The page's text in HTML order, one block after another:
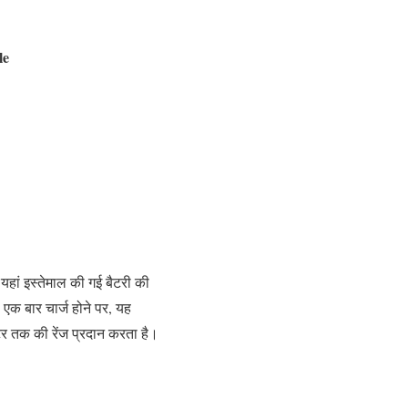
इस्तेमाल की गई बैटरी की
बार चार्ज होने पर, यह
तक की रेंज प्रदान करता है।